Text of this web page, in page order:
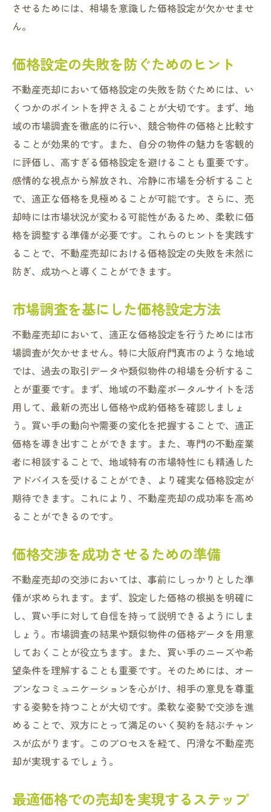
させるためには、相場を意識した価格設定が欠かせませ
ん。
価格設定の失敗を防ぐためのヒント
不動産売却において価格設定の失敗を防ぐためには、い
くつかのポイントを押さえることが大切です。まず、地
域の市場調査を徹底的に行い、競合物件の価格と比較す
ることが効果的です。また、自分の物件の魅力を客観的
に評価し、高すぎる価格設定を避けることも重要です。
感情的な視点から解放され、冷静に市場を分析すること
で、適正な価格を見極めることが可能です。さらに、売
却時には市場状況が変わる可能性があるため、柔軟に価
格を調整する準備が必要です。これらのヒントを実践す
ることで、不動産売却における価格設定の失敗を未然に
防ぎ、成功へと導くことができます。
市場調査を基にした価格設定方法
不動産売却において、適正な価格設定を行うためには市
場調査が欠かせません。特に大阪府門真市のような地域
では、過去の取引データや類似物件の相場を分析するこ
とが重要です。まず、地域の不動産ポータルサイトを活
用して、最新の売出し価格や成約価格を確認しましょ
う。買い手の動向や需要の変化を把握することで、適正
価格を導き出すことができます。また、専門の不動産業
者に相談することで、地域特有の市場特性にも精通した
アドバイスを受けることができ、より確実な価格設定が
期待できます。これにより、不動産売却の成功率を高め
ることができるのです。
価格交渉を成功させるための準備
不動産売却の交渉においては、事前にしっかりとした準
備が求められます。まず、設定した価格の根拠を明確に
し、買い手に対して自信を持って説明できるようにしま
しょう。市場調査の結果や類似物件の価格データを用意
しておくことが役立ちます。また、買い手のニーズや希
望条件を理解することも重要です。そのためには、オー
プンなコミュニケーションを心がけ、相手の意見を尊重
する姿勢を持つことが大切です。柔軟な姿勢で交渉を進
めることで、双方にとって満足のいく契約を結ぶチャン
スが広がります。このプロセスを経て、円滑な不動産売
却が実現するでしょう。
最適価格での売却を実現するステップ